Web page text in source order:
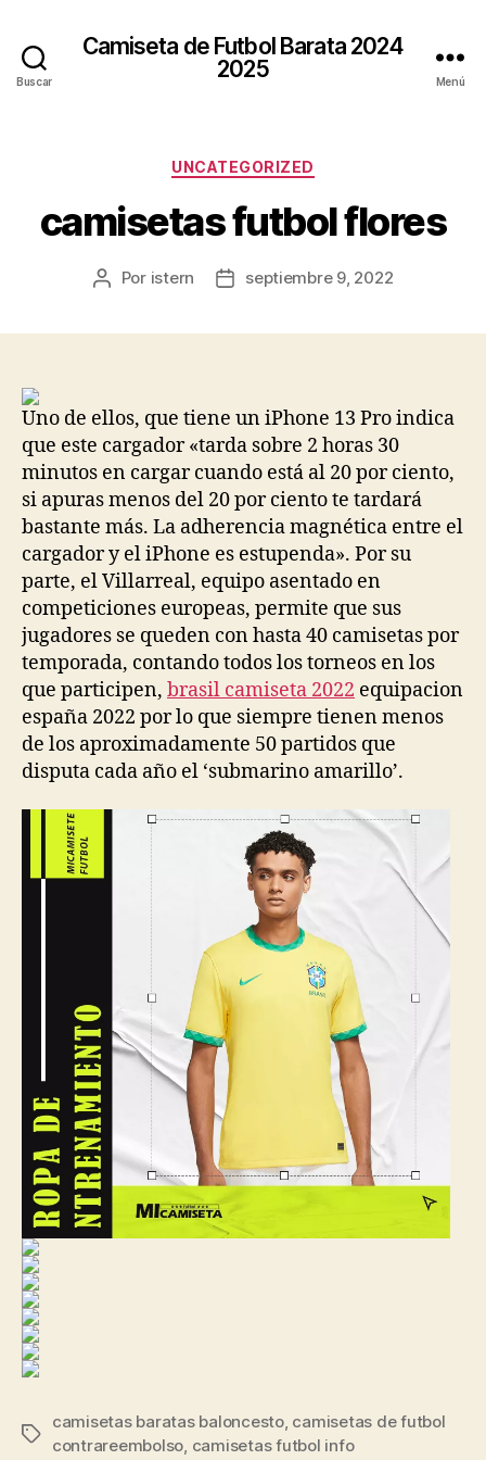
Buscar
Camiseta de Futbol Barata 2024
2025
Menú
Categorías
UNCATEGORIZED
camisetas futbol flores
Autor
Por istern
Fechaseptiembre 9, 2022
Uno de ellos, que tiene un iPhone 13 Pro indica
que este cargador «tarda sobre 2 horas 30
minutos en cargar cuando está al 20 por ciento,
si apuras menos del 20 por ciento te tardará
bastante más. La adherencia magnética entre el
cargador y el iPhone es estupenda». Por su
parte, el Villarreal, equipo asentado en
competiciones europeas, permite que sus
jugadores se queden con hasta 40 camisetas por
temporada, contando todos los torneos en los
que participen, brasil camiseta 2022 equipacion
españa 2022 por lo que siempre tienen menos
de los aproximadamente 50 partidos que
disputa cada año el ‘submarino amarillo’.
Etiquetas
camisetas baratas baloncesto, camisetas de futbol
contrareembolso, camisetas futbol info